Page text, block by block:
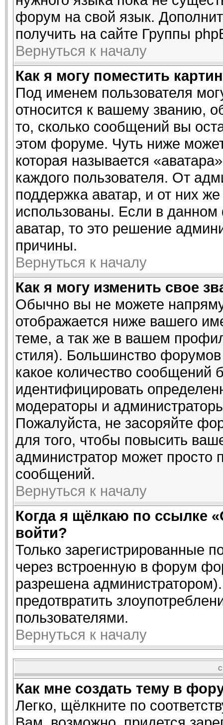
форум на свой язык.
получить на сайте Группы
Вернуться к началу
Как я могу поместить
Под именем пользователя
относится к вашему званию,
то, сколько сообщений вы
этом форуме. Чуть ниже
которая называется
каждого пользователя. От
поддержка аватар, и от них
использованы. Если в
аватар, то это решение
причины.
Вернуться к началу
Как я могу изменить свое
Обычно вы не можете
отображается ниже вашего
теме, а так же в вашем
стиля). Большинство форумов
какое количество сообщений
идентифицировать
модераторы и
Пожалуйста, не засоряйте
для того, чтобы повысить
администратор может просто
сообщений.
Вернуться к началу
Когда я щёлкаю по ссылке
войти?
Только зарегистрированные
через встроенную в форум
разрешена
предотвратить
пользователями.
Вернуться к началу
Как мне создать тему в
Легко, щёлкните по